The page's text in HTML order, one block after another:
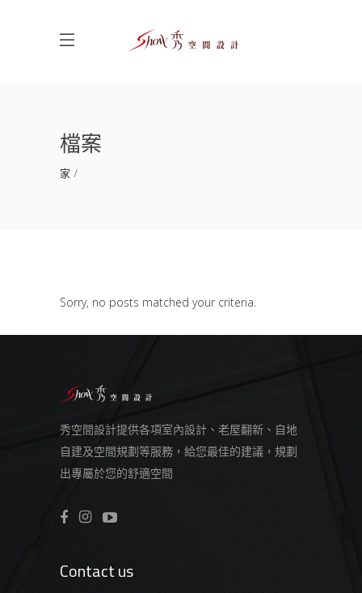
檔案
家
Sorry, no posts matched your criteria.
秀空間設計提供各項室內設計、老屋翻新、自地
自建及空間規劃等服務，給您最佳的建議，規劃
出專屬於您的舒適空間
Contact us